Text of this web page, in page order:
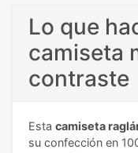
Lo que
camiseta
contraste
Esta camiseta
su confección en